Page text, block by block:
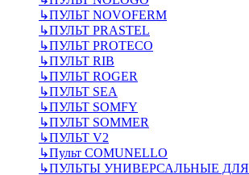
↳ПУЛЬТ NOVOFERM
↳ПУЛЬТ PRASTEL
↳ПУЛЬТ PROTECO
↳ПУЛЬТ RIB
↳ПУЛЬТ ROGER
↳ПУЛЬТ SEA
↳ПУЛЬТ SOMFY
↳ПУЛЬТ SOMMER
↳ПУЛЬТ V2
↳Пульт СOMUNELLO
↳ПУЛЬТЫ УНИВЕРСАЛЬНЫЕ ДЛЯ